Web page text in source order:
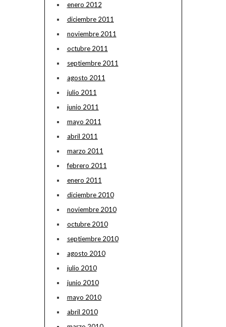
enero 2012
diciembre 2011
noviembre 2011
octubre 2011
septiembre 2011
agosto 2011
julio 2011
junio 2011
mayo 2011
abril 2011
marzo 2011
febrero 2011
enero 2011
diciembre 2010
noviembre 2010
octubre 2010
septiembre 2010
agosto 2010
julio 2010
junio 2010
mayo 2010
abril 2010